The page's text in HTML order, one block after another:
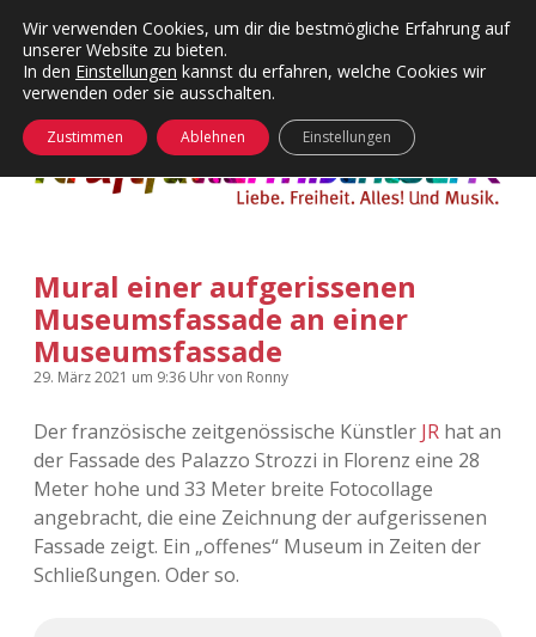
Kategorien
Menü
24 Hours Chilling
Die Wende
KFMW-Disco
kfmw.stuff
Nur mal so
Täglicher Sinnwahn
Visuelles
KFMW-Disco
Dates
Contact
Adventskalender
Adventskalender 2011
Adventskalender 2012
Adventskalender 2013
öffnen
Mural einer aufgerissenen
Museumsfassade an einer
Museumsfassade
29. März 2021 um 9:36 Uhrvon Ronny
Der französische zeitgenössische Künstler JR hat an
der Fassade des Palazzo Strozzi in Florenz eine 28
Meter hohe und 33 Meter breite Fotocollage
angebracht, die eine Zeichnung der aufgerissenen
Fassade zeigt. Ein „offenes“ Museum in Zeiten der
Schließungen. Oder so.
Wir verwenden Cookies, um dir die bestmögliche Erfahrung auf
unserer Website zu bieten.
In den Einstellungen kannst du erfahren, welche Cookies wir
verwenden oder sie ausschalten.
Zustimmen Ablehnen Einstellungen